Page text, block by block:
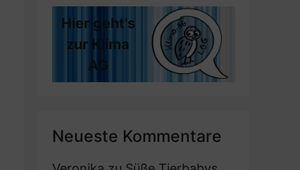
Hier geht's
zur Klima
AG
Neueste Kommentare